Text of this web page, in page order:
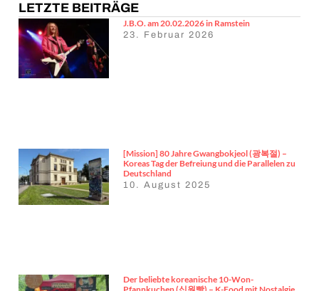
LETZTE BEITRÄGE
J.B.O. am 20.02.2026 in Ramstein
23. Februar 2026
[Mission] 80 Jahre Gwangbokjeol (광복절) –
Koreas Tag der Befreiung und die Parallelen zu
Deutschland
10. August 2025
Der beliebte koreanische 10-Won-